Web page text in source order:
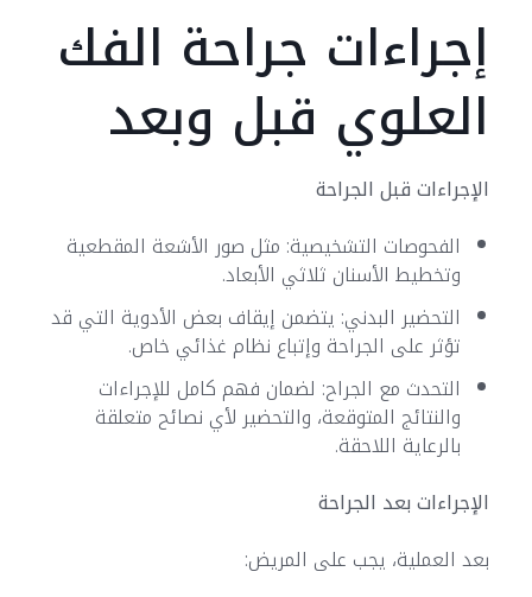
إجراءات جراحة الفك
العلوي قبل وبعد
الإجراءات قبل الجراحة
الفحوصات التشخيصية: مثل صور الأشعة المقطعية
وتخطيط الأسنان ثلاثي الأبعاد.
التحضير البدني: يتضمن إيقاف بعض الأدوية التي قد
تؤثر على الجراحة وإتباع نظام غذائي خاص.
التحدث مع الجراح: لضمان فهم كامل للإجراءات
والنتائج المتوقعة، والتحضير لأي نصائح متعلقة
بالرعاية اللاحقة.
الإجراءات بعد الجراحة
بعد العملية، يجب على المريض: